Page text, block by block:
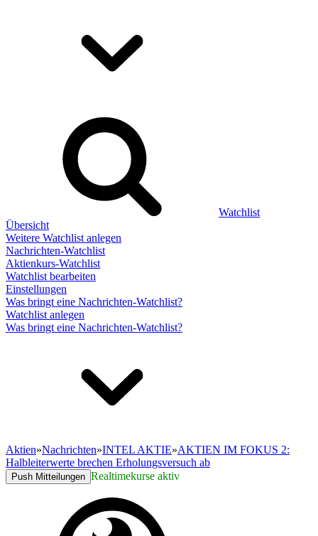
Watchlist
Übersicht
Weitere Watchlist anlegen
Nachrichten-Watchlist
Aktienkurs-Watchlist
Watchlist bearbeiten
Einstellungen
Was bringt eine Nachrichten-Watchlist?
Watchlist anlegen
Was bringt eine Nachrichten-Watchlist?
Aktien»Nachrichten»INTEL AKTIE»AKTIEN IM FOKUS 2:
Halbleiterwerte brechen Erholungsversuch ab
Push Mitteilungen Realtimekurse aktiv